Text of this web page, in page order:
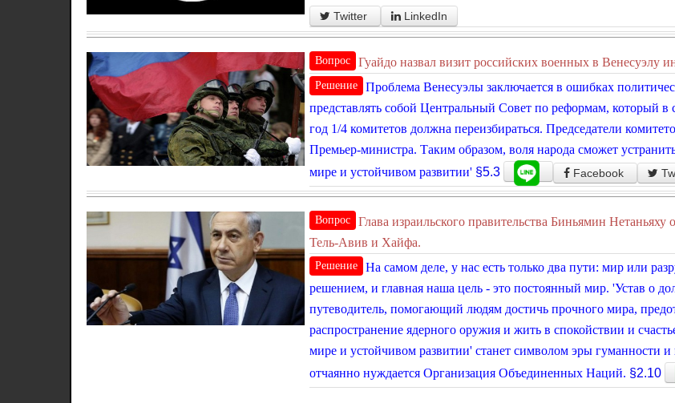
Twitter
LinkedIn
Вопрос Гуайдо назвал визит российских военных в Венесуэлу
Решение
Проблема Венесуэлы заключается в ошибках
представлять собой Центральный Совет по реформам, который
год 1/4 комитетов должна переизбираться. Председатели
Премьер-министра. Таким образом, воля народа сможет
мире и устойчивом развитии' §5.3 Facebook
Вопрос
Глава израильского правительства Биньямин
Тель-Авив и Хайфа.
Решение
На самом деле, у нас есть только два пути: мир или
решением, и главная наша цель - это постоянный мир. 'Устав о
путеводитель, помогающий людям достичь прочного мира,
распространение ядерного оружия и жить в спокойствии и
мире и устойчивом развитии' станет символом эры гуманности и
отчаянно нуждается Организация Объединенных Наций. §2.10